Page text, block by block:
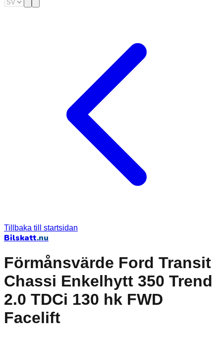
Tillbaka till startsidan
Bilskatt.nu
Förmånsvärde Ford Transit
Chassi Enkelhytt 350 Trend
2.0 TDCi 130 hk FWD
Facelift